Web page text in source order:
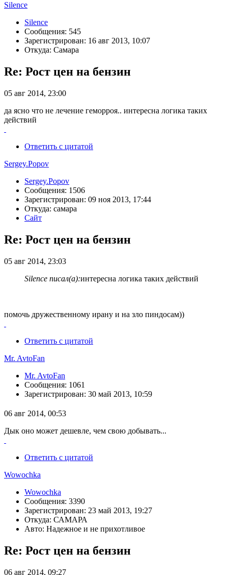
Silence
Silence
Сообщения: 545
Зарегистрирован: 16 авг 2013, 10:07
Откуда: Самара
Re: Рост цен на бензин
05 авг 2014, 23:00
да ясно что не лечение геморроя.. интересна логика таких
действий
Ответить с цитатой
Sergey.Popov
Sergey.Popov
Сообщения: 1506
Зарегистрирован: 09 ноя 2013, 17:44
Откуда: самара
Сайт
Re: Рост цен на бензин
05 авг 2014, 23:03
Silence писал(а):интересна логика таких действий
помочь дружественному ирану и на зло пиндосам))
Ответить с цитатой
Mr. AvtoFan
Mr. AvtoFan
Сообщения: 1061
Зарегистрирован: 30 май 2013, 10:59
06 авг 2014, 00:53
Дык оно может дешевле, чем свою добывать...
Ответить с цитатой
Wowochka
Wowochka
Сообщения: 3390
Зарегистрирован: 23 май 2013, 19:27
Откуда: САМАРА
Авто: Надежное и не прихотливое
Re: Рост цен на бензин
06 авг 2014, 09:27